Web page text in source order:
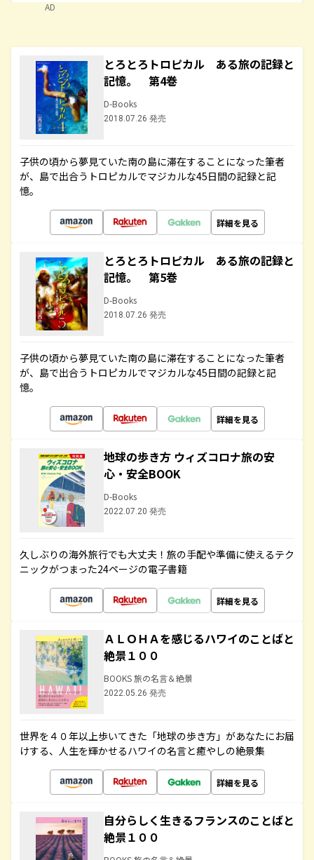
AD
とろとろトロピカル ある旅の記録と
記憶。 第4巻
D-Books
2018.07.26 発売
子供の頃から夢見ていた南の島に滞在することになった筆者
が、島で出合うトロピカルでマジカルな45日間の記録と記
憶。
詳細を見る
とろとろトロピカル ある旅の記録と
記憶。 第5巻
D-Books
2018.07.26 発売
子供の頃から夢見ていた南の島に滞在することになった筆者
が、島で出合うトロピカルでマジカルな45日間の記録と記
憶。
詳細を見る
地球の歩き方 ウィズコロナ旅の安
心・安全BOOK
D-Books
2022.07.20 発売
久しぶりの海外旅行でも大丈夫！旅の手配や準備に使えるテク
ニックがつまった24ページの電子書籍
詳細を見る
ＡＬＯＨＡを感じるハワイのことばと
絶景１００
BOOKS 旅の名言＆絶景
2022.05.26 発売
世界を４０年以上歩いてきた「地球の歩き方」があなたにお届
けする、人生を輝かせるハワイの名言と癒やしの絶景集
詳細を見る
自分らしく生きるフランスのことばと
絶景１００